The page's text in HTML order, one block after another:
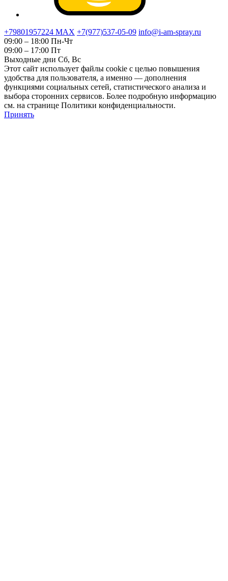
+79801957224 МАХ +7(977)537-05-09 info@i-am-spray.ru
09:00 – 18:00 Пн-Чт
09:00 – 17:00 Пт
Выходные дни Сб, Вс
Этот сайт использует файлы cookie с целью повышения
удобства для пользователя, а именно — дополнения
функциями социальных сетей, статистического анализа и
выбора сторонних сервисов. Более подробную информацию
см. на странице Политики конфиденциальности.
Принять